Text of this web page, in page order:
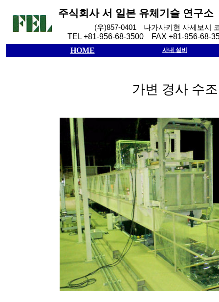
주식회사 서 일본 유체기술 연구소
(우)857-0401 나가사키현 사세보시
TEL +81-956-68-3500 FAX +81-956-68-
HOME
사내 설비
가변 경사 수조